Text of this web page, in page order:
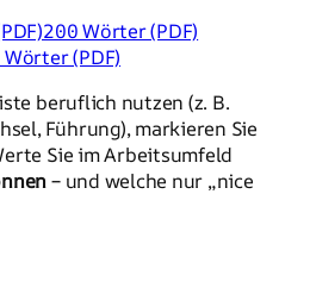
200 Wörter (PDF)
(PDF)
beruflich nutzen (z. B.
Führung), markieren Sie
Sie im Arbeitsumfeld
– und welche nur „nice